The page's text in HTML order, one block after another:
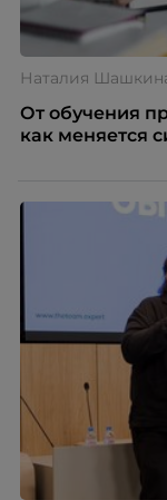
Наталия
От обучения
как меняется